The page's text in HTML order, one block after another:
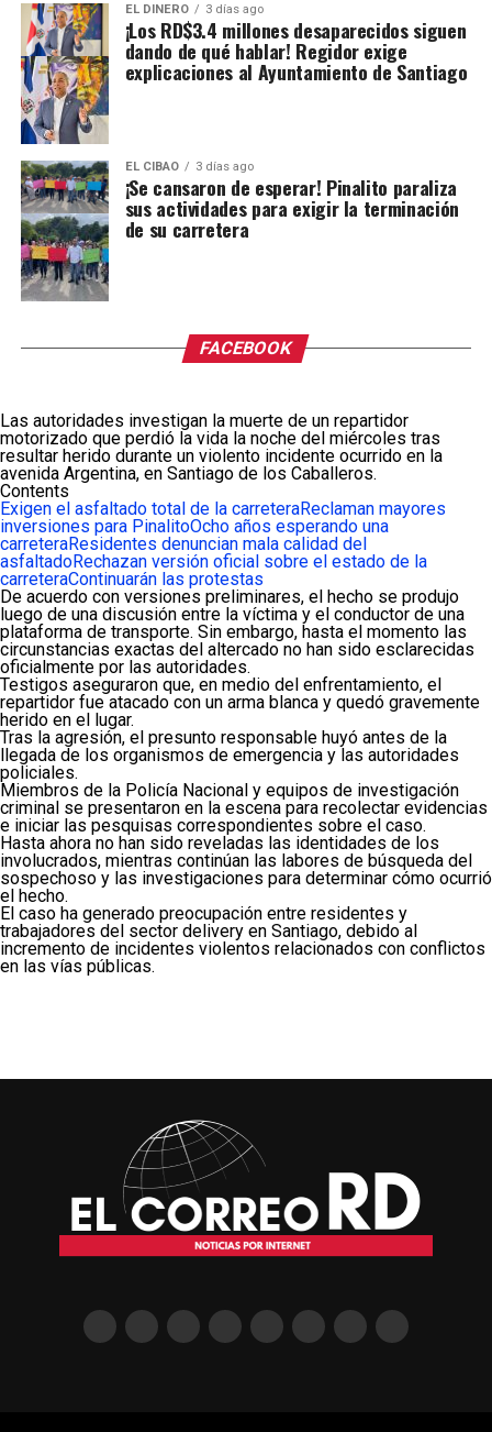
EL DINERO 3 días ago
¡Los RD$3.4 millones desaparecidos siguen
dando de qué hablar! Regidor exige
explicaciones al Ayuntamiento de Santiago
EL CIBAO 3 días ago
¡Se cansaron de esperar! Pinalito paraliza
sus actividades para exigir la terminación
de su carretera
FACEBOOK
Las autoridades investigan la muerte de un repartidor
motorizado que perdió la vida la noche del miércoles tras
resultar herido durante un violento incidente ocurrido en la
avenida Argentina, en Santiago de los Caballeros.
Contents
Exigen el asfaltado total de la carreteraReclaman mayores
inversiones para PinalitoOcho años esperando una
carreteraResidentes denuncian mala calidad del
asfaltadoRechazan versión oficial sobre el estado de la
carreteraContinuarán las protestas
De acuerdo con versiones preliminares, el hecho se produjo
luego de una discusión entre la víctima y el conductor de una
plataforma de transporte. Sin embargo, hasta el momento las
circunstancias exactas del altercado no han sido esclarecidas
oficialmente por las autoridades.
Testigos aseguraron que, en medio del enfrentamiento, el
repartidor fue atacado con un arma blanca y quedó gravemente
herido en el lugar.
Tras la agresión, el presunto responsable huyó antes de la
llegada de los organismos de emergencia y las autoridades
policiales.
Miembros de la Policía Nacional y equipos de investigación
criminal se presentaron en la escena para recolectar evidencias
e iniciar las pesquisas correspondientes sobre el caso.
Hasta ahora no han sido reveladas las identidades de los
involucrados, mientras continúan las labores de búsqueda del
sospechoso y las investigaciones para determinar cómo ocurrió
el hecho.
El caso ha generado preocupación entre residentes y
trabajadores del sector delivery en Santiago, debido al
incremento de incidentes violentos relacionados con conflictos
en las vías públicas.